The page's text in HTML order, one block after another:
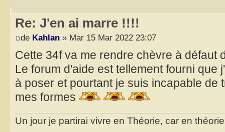
Re: J'en ai marre !!!!
de Kahlan » Mar 15 Mar 2022 23:07
Cette 34f va me rendre chèvre à défaut
Le forum d'aide est tellement fourni que
à poser et pourtant je suis incapable de
mes formes
Un jour je partirai vivre en Théorie, car en